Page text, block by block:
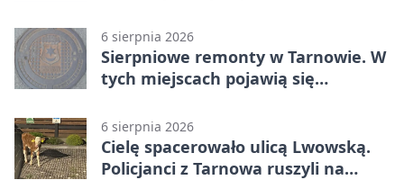
6 sierpnia 2026
Sierpniowe remonty w Tarnowie. W
tych miejscach pojawią się
6 sierpnia 2026
Cielę spacerowało ulicą Lwowską.
Policjanci z Tarnowa ruszyli na